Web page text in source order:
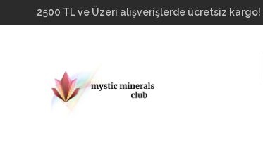
2500 TL ve Üzeri alışverişlerde ücretsiz kargo!